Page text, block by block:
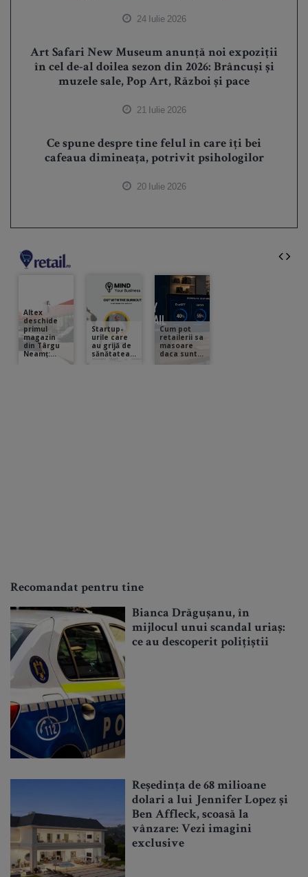
24 Iulie 2026
Art Safari New Museum anunță noi expoziții
în cel de-al doilea sezon din 2026: Brâncuși și
muzele sale, Pop Art, Război și pace
21 Iulie 2026
Ce spune despre tine felul în care îți bei
cafeaua dimineața, potrivit psihologilor
20 Iulie 2026
Recomandat pentru tine
Bianca Drăgușanu, în
mijlocul unui scandal uriaș:
ce au descoperit polițiștii
Reședința de 68 milioane
dolari a lui Jennifer Lopez și
Ben Affleck, scoasă la
vânzare: Vezi imagini
exclusive